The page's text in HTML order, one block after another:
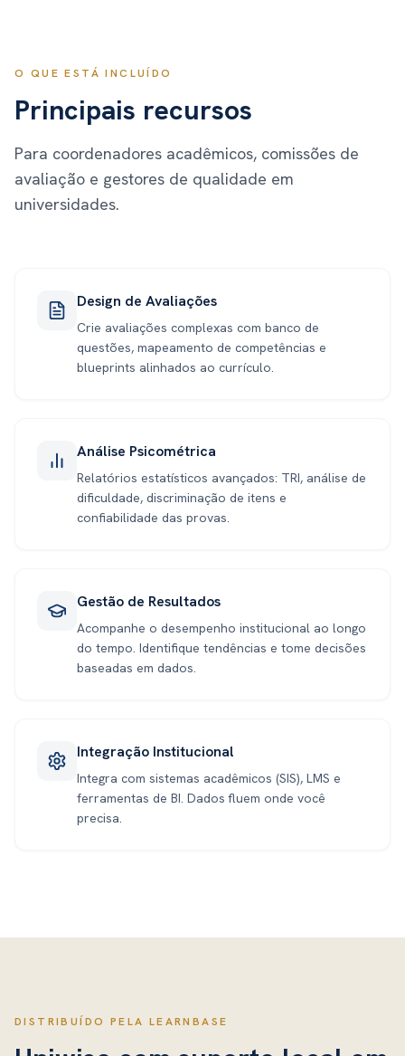
O QUE ESTÁ INCLUÍDO
Principais recursos
Para coordenadores acadêmicos, comissões de
avaliação e gestores de qualidade em
universidades.
Design de Avaliações
Crie avaliações complexas com banco de
questões, mapeamento de competências e
blueprints alinhados ao currículo.
Análise Psicométrica
Relatórios estatísticos avançados: TRI, análise de
dificuldade, discriminação de itens e
confiabilidade das provas.
Gestão de Resultados
Acompanhe o desempenho institucional ao longo
do tempo. Identifique tendências e tome decisões
baseadas em dados.
Integração Institucional
Integra com sistemas acadêmicos (SIS), LMS e
ferramentas de BI. Dados fluem onde você
precisa.
DISTRIBUÍDO PELA LEARNBASE